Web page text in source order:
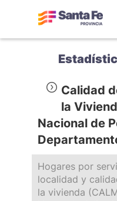
Calidad
la
Nacional de
Hogares por
localidad y
la vivienda